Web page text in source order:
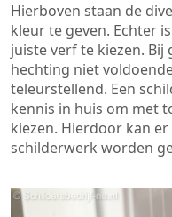
Hierboven staan de
kleur te geven. Echter
juiste verf te kiezen.
hechting niet
teleurstellend. Een
kennis in huis om met
kiezen. Hierdoor kan
schilderwerk worden